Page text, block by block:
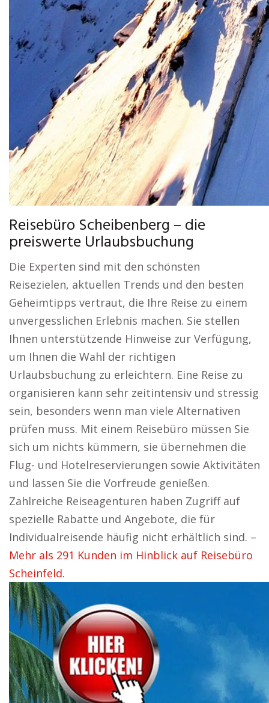
Reisebüro Scheibenberg – die
preiswerte Urlaubsbuchung
Die Experten sind mit den schönsten
Reisezielen, aktuellen Trends und den besten
Geheimtipps vertraut, die Ihre Reise zu einem
unvergesslichen Erlebnis machen. Sie stellen
Ihnen unterstützende Hinweise zur Verfügung,
um Ihnen die Wahl der richtigen
Urlaubsbuchung zu erleichtern. Eine Reise zu
organisieren kann sehr zeitintensiv und stressig
sein, besonders wenn man viele Alternativen
prüfen muss. Mit einem Reisebüro müssen Sie
sich um nichts kümmern, sie übernehmen die
Flug- und Hotelreservierungen sowie Aktivitäten
und lassen Sie die Vorfreude genießen.
Zahlreiche Reiseagenturen haben Zugriff auf
spezielle Rabatte und Angebote, die für
Individualreisende häufig nicht erhältlich sind. –
Mehr als 291 Kunden im Hinblick auf Reisebüro
Scheinfeld.